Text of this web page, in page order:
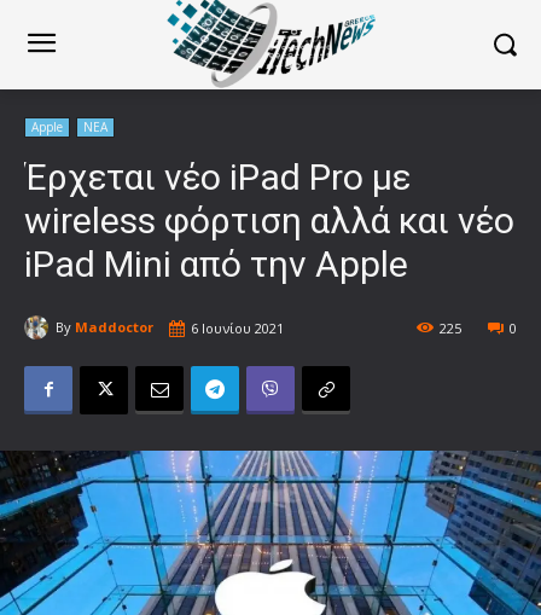
Apple ΝΕΑ
Έρχεται νέο iPad Pro με
wireless φόρτιση αλλά και νέο
iPad Mini από την Apple
By Maddoctor 6 Ιουνίου 2021 0
225